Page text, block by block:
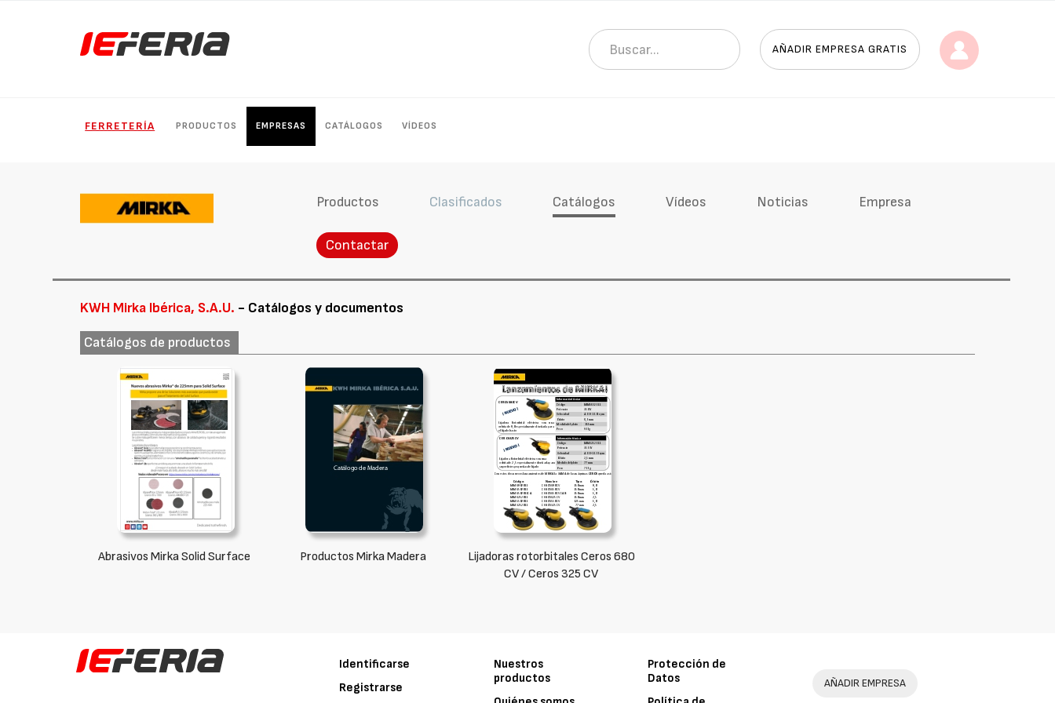
AÑADIR EMPRESA GRATIS
FERRETERÍA PRODUCTOS EMPRESAS CATÁLOGOS VÍDEOS
Productos Clasificados Catálogos Vídeos Noticias Empresa
Contactar
KWH Mirka Ibérica, S.A.U. - Catálogos y documentos
Catálogos de productos
Abrasivos Mirka Solid Surface Productos Mirka Madera
Lijadoras rotorbitales Ceros 680
CV / Ceros 325 CV
Identificarse
Registrarse
Nuestros
productos
Protección de
Datos
AÑADIR EMPRESA